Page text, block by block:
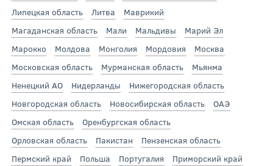
Липецкая область
Литва
Маврикий
Магаданская область
Мали Мальдивы
Марий Эл
Марокко
Молдова Монголия Мордовия
Москва
Московская область
Мурманская область
Мьянма
Ненецкий АО
Нидерланды
Нижегородская область
Новгородская область
Новосибирская область
ОАЭ
Омская область
Оренбургская область
Орловская область
Пакистан
Пензенская область
Пермский край
Польша Португалия
Приморский край